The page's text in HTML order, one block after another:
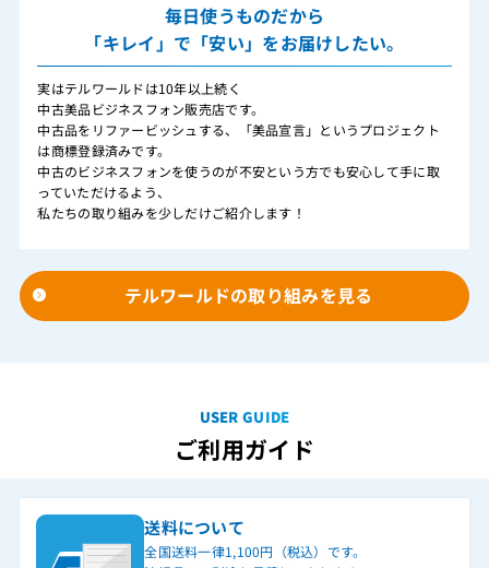
毎日使うものだから
「キレイ」で「安い」をお届けしたい。
実はテルワールドは10年以上続く
中古美品ビジネスフォン販売店です。
中古品をリファービッシュする、「美品宣言」というプロジェクト
は商標登録済みです。
中古のビジネスフォンを使うのが不安という方でも安心して手に取
っていただけるよう、
私たちの取り組みを少しだけご紹介します！
テルワールドの取り組みを見る
USER GUIDE
ご利用ガイド
送料について
全国送料一律1,100円（税込）です。